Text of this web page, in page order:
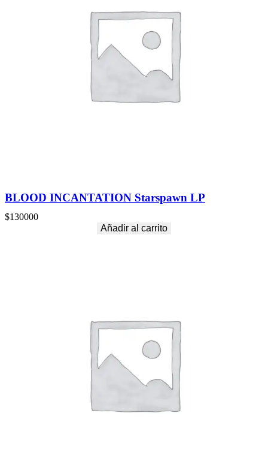
BLOOD INCANTATION Starspawn LP
$130000
Añadir al carrito